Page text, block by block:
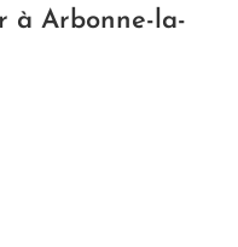
à Arbonne-la-